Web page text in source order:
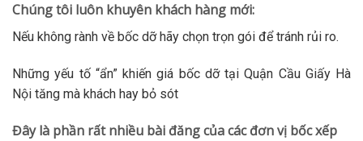
Chúng tôi luôn khuyên khách hàng mới:
Nếu không rành về bốc dỡ hãy chọn trọn gói để tránh rủi ro.
Những yếu tố “ẩn” khiến giá bốc dỡ tại Quận Cầu Giấy Hà
Nội tăng mà khách hay bỏ sót
Đây là phần rất nhiều bài đăng của các đơn vị bốc xếp